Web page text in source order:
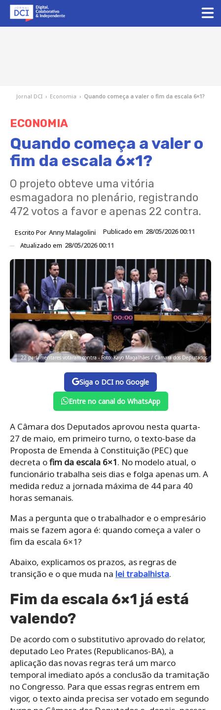
Jornal DCI › Economia › Quando começa a valer o fim da escala 6×1?
ECONOMIA
Quando começa a valer o
fim da escala 6×1?
O projeto obteve uma vitória
esmagadora no plenário, registrando
472 votos a favor e apenas 22 contra.
Escrito Por Anny Malagolini Publicado em 28/05/2026 00:11
Atualizado em 28/05/2026 00:11
22 parlamentares votaram contra - Foto: Kayo Magalhães / Câmara dos Deputados
Siga o DCI no Google
Entre no canal do WhatsApp
A Câmara dos Deputados aprovou nesta quarta-
27 de maio, em primeiro turno, o texto-base da
Proposta de Emenda à Constituição (PEC) que
decreta ofim da escala 6×1. No modelo atual, o
funcionário trabalha seis dias e folga apenas um. A
medida reduz a jornada máxima de 44 para 40
horas semanais.
Mas a pergunta que o trabalhador e o empresário
mais se fazem agora é: quando começa a valer o
fim da escala 6×1?
Abaixo, explicamos os prazos, as regras de
transição e o que muda na lei trabalhista.
Fim da escala 6×1 já está
valendo?
De acordo com o substitutivo aprovado do relator,
deputado Leo Prates (Republicanos-BA), a
aplicação das novas regras terá um marco
temporal imediato após a conclusão da tramitação
no Congresso. Para que essas regras entrem em
vigor, o texto ainda precisa ser votado em segundo